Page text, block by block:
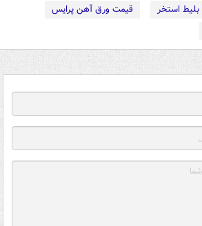
استخر
قیمت ورق آهن پرایس